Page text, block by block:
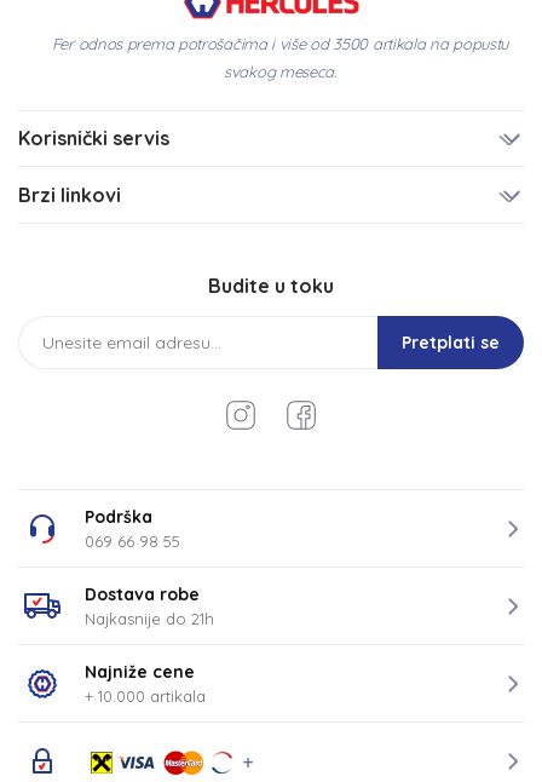
Fer odnos prema potrošačima i više od 3500 artikala na popustu
svakog meseca.
Korisnički servis
Brzi linkovi
Budite u toku
Pretplati se
Podrška
069 66 98 55
Dostava robe
Najkasnije do 21h
Najniže cene
+ 10.000 artikala